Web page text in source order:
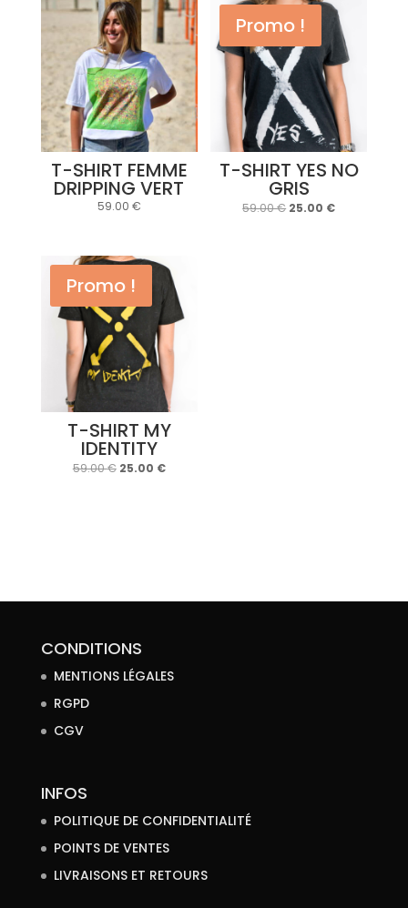
T-SHIRT FEMME
DRIPPING VERT
59.00 €
Promo !
T-SHIRT YES NO
GRIS
59.00€ Le
25.00 €Le
Promo !
T-SHIRT MY
IDENTITY
59.00€ Le
25.00 €Le
CONDITIONS
MENTIONS LÉGALES
RGPD
CGV
INFOS
POLITIQUE DE CONFIDENTIALITÉ
POINTS DE VENTES
LIVRAISONS ET RETOURS